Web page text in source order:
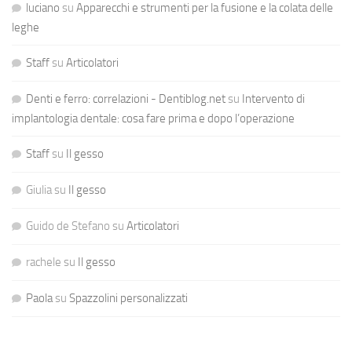
luciano su Apparecchi e strumenti per la fusione e la colata delle
leghe
Staffsu Articolatori
Denti e ferro: correlazioni - Dentiblog.netsu Intervento di
implantologia dentale: cosa fare prima e dopo l’operazione
Staffsu Il gesso
Giuliasu Il gesso
Guido de Stefano su Articolatori
rachele su Il gesso
Paolasu Spazzolini personalizzati